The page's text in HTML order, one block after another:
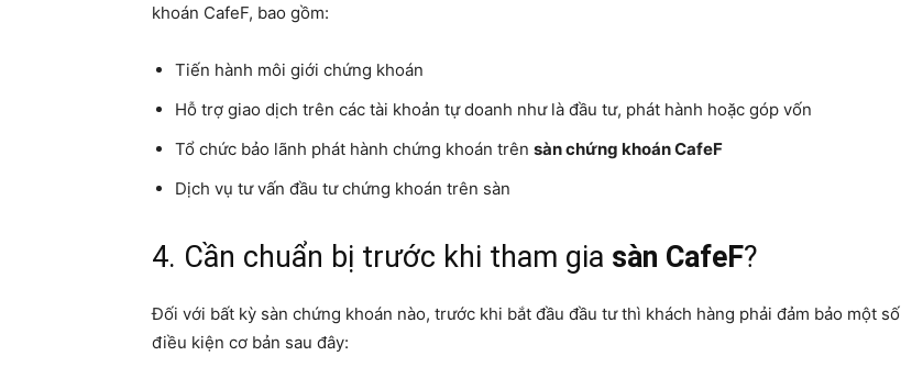
khoán CafeF, bao gồm:
Tiến hành môi giới chứng khoán
Hỗ trợ giao dịch trên các tài khoản tự doanh như là đầu tư, phát hành hoặc góp vốn
Tổ chức bảo lãnh phát hành chứng khoán trên sàn chứng khoán CafeF
Dịch vụ tư vấn đầu tư chứng khoán trên sàn
4. Cần chuẩn bị trước khi tham gia sàn CafeF?
Đối với bất kỳ sàn chứng khoán nào, trước khi bắt đầu đầu tư thì khách hàng phải đảm bảo một số
điều kiện cơ bản sau đây: